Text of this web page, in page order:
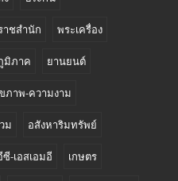
าชสำนัก พระเครื่อง
มิภาค ยานยนต์
ภาพ-ความงาม
ม อสังหาริมทรัพย์
-เอสเอมอี เกษตร